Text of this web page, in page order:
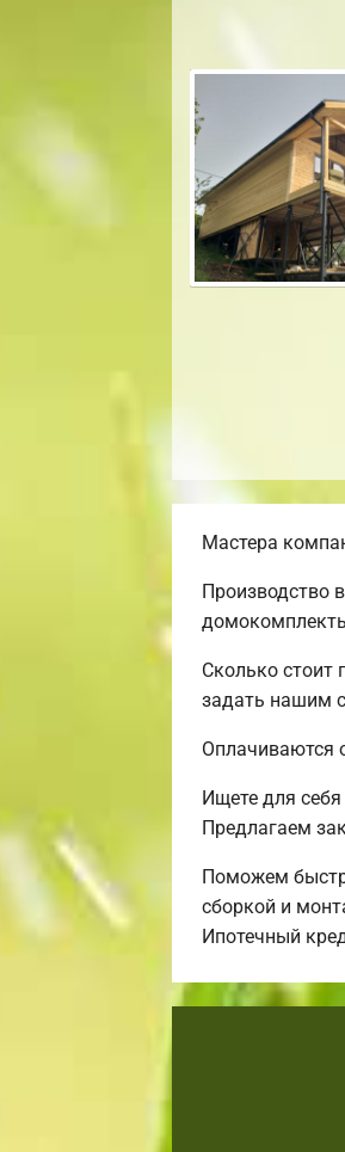
Мастера
Производство
Сколько стоит
задать нашим
Оплачиваются
Ищете для
Предлагаем
Поможем
сборкой и
Ипотечный